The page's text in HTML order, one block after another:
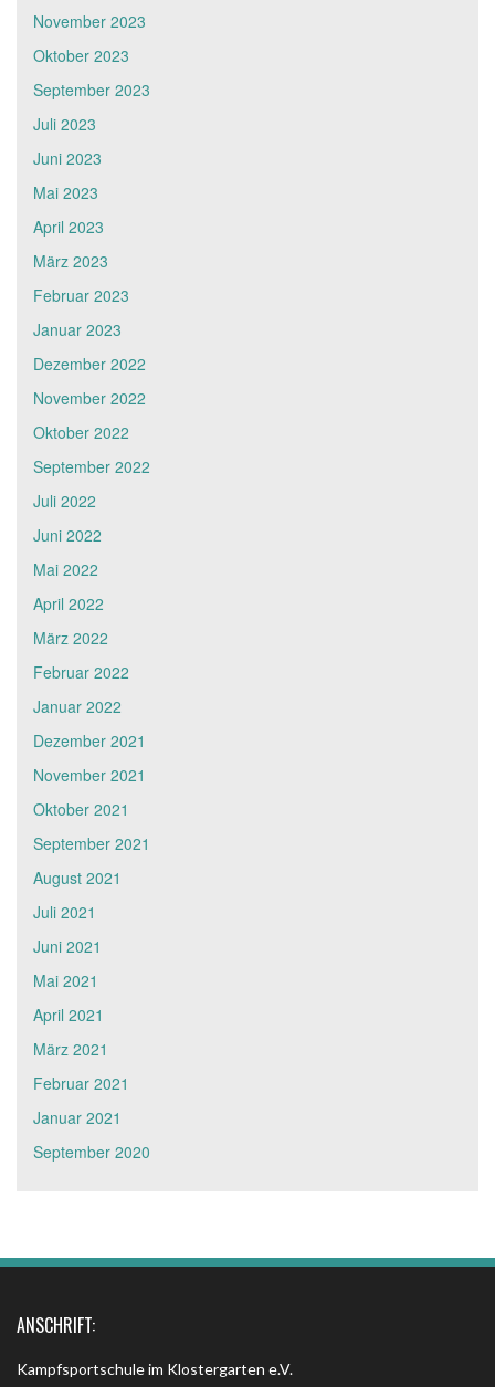
November 2023
Oktober 2023
September 2023
Juli 2023
Juni 2023
Mai 2023
April 2023
März 2023
Februar 2023
Januar 2023
Dezember 2022
November 2022
Oktober 2022
September 2022
Juli 2022
Juni 2022
Mai 2022
April 2022
März 2022
Februar 2022
Januar 2022
Dezember 2021
November 2021
Oktober 2021
September 2021
August 2021
Juli 2021
Juni 2021
Mai 2021
April 2021
März 2021
Februar 2021
Januar 2021
September 2020
ANSCHRIFT:
Kampfsportschule im Klostergarten e.V.